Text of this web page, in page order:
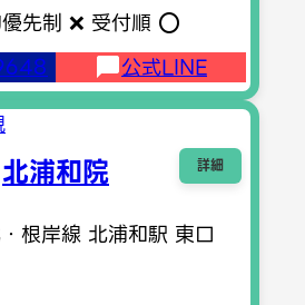
先制 ❌ 受付順 ⭕️
公式LINE
詳細
北浦和院
根岸線 北浦和駅 東口